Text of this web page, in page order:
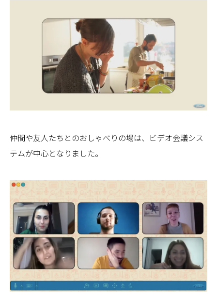
仲間や友人たちとのおしゃべりの場は、ビデオ会議シス
テムが中心となりました。